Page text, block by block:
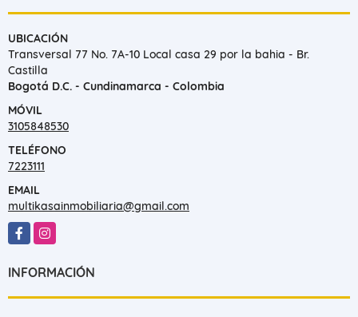
UBICACIÓN
Transversal 77 No. 7A-10 Local casa 29 por la bahia - Br.
Castilla
Bogotá D.C. - Cundinamarca - Colombia
MÓVIL
3105848530
TELÉFONO
7223111
EMAIL
multikasainmobiliaria@gmail.com
FacebookInstagram
INFORMACIÓN